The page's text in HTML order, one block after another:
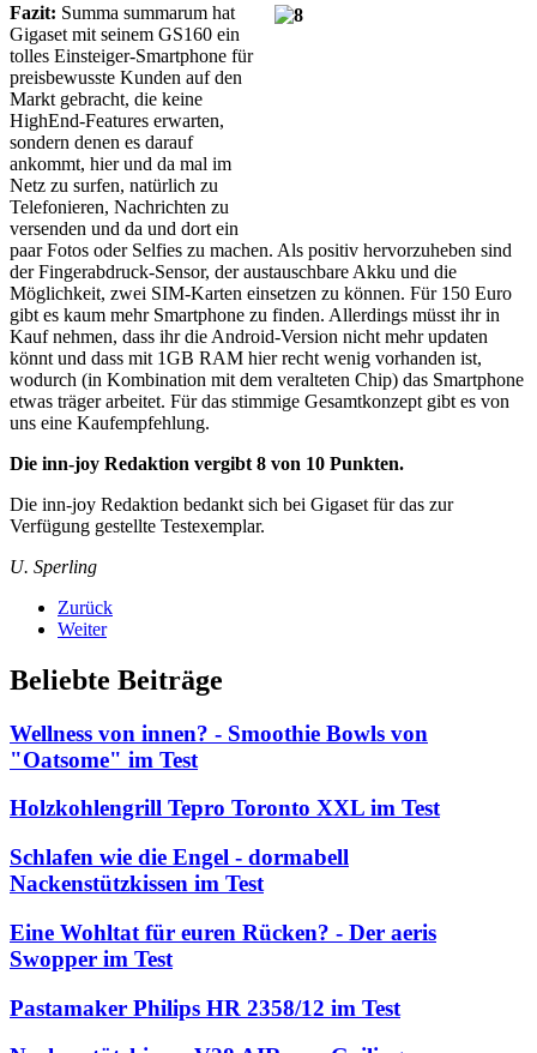
Fazit: Summa summarum hat
Gigaset mit seinem GS160 ein
tolles Einsteiger-Smartphone für
preisbewusste Kunden auf den
Markt gebracht, die keine
HighEnd-Features erwarten,
sondern denen es darauf
ankommt, hier und da mal im
Netz zu surfen, natürlich zu
Telefonieren, Nachrichten zu
versenden und da und dort ein
paar Fotos oder Selfies zu machen. Als positiv hervorzuheben sind
der Fingerabdruck-Sensor, der austauschbare Akku und die
Möglichkeit, zwei SIM-Karten einsetzen zu können. Für 150 Euro
gibt es kaum mehr Smartphone zu finden. Allerdings müsst ihr in
Kauf nehmen, dass ihr die Android-Version nicht mehr updaten
könnt und dass mit 1GB RAM hier recht wenig vorhanden ist,
wodurch (in Kombination mit dem veralteten Chip) das Smartphone
etwas träger arbeitet. Für das stimmige Gesamtkonzept gibt es von
uns eine Kaufempfehlung.
Die inn-joy Redaktion vergibt 8 von 10 Punkten.
Die inn-joy Redaktion bedankt sich bei Gigaset für das zur
Verfügung gestellte Testexemplar.
U. Sperling
Zurück
Weiter
Beliebte Beiträge
Wellness von innen? - Smoothie Bowls von
"Oatsome" im Test
Holzkohlengrill Tepro Toronto XXL im Test
Schlafen wie die Engel - dormabell
Nackenstützkissen im Test
Eine Wohltat für euren Rücken? - Der aeris
Swopper im Test
Pastamaker Philips HR 2358/12 im Test